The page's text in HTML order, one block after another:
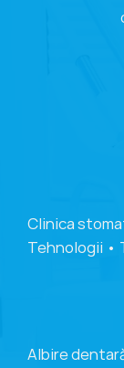
Clinica
Tehnologii •
Albire